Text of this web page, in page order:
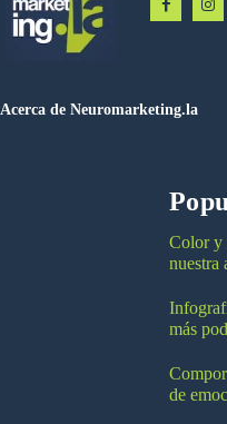
Acerca de Neuromarketing.la
Color y
nuestra
más
de